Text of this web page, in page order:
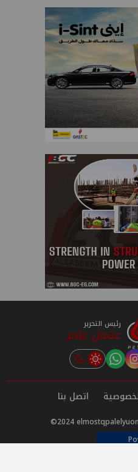
رئيس التحرير
عثمان علام
instagram
tiktok
اتصل بنا
©2024